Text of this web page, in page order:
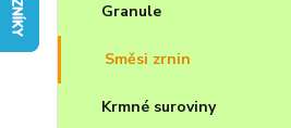
Granule
Směsi zrnin
Krmné suroviny